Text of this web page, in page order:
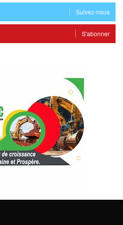
Suivez-nous
S'abonner